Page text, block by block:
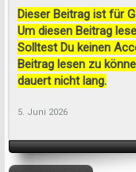
Dieser Beitrag ist für
Um diesen Beitrag
Solltest Du keinen
Beitrag lesen zu
dauert nicht lang.
5. Juni 2026